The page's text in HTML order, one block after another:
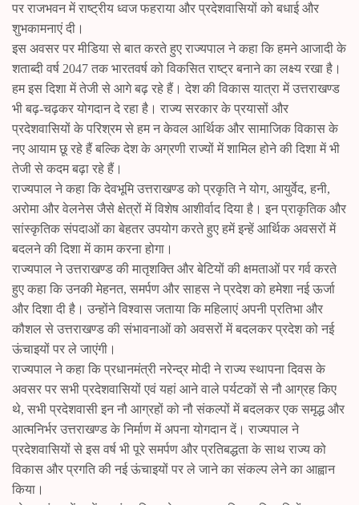
पर राजभवन में राष्ट्रीय ध्वज फहराया और प्रदेशवासियों को बधाई और
शुभकामनाएं दी।
इस अवसर पर मीडिया से बात करते हुए राज्यपाल ने कहा कि हमने आजादी के
शताब्दी वर्ष 2047 तक भारतवर्ष को विकसित राष्ट्र बनाने का लक्ष्य रखा है।
हम इस दिशा में तेजी से आगे बढ़ रहे हैं। देश की विकास यात्रा में उत्तराखण्ड
भी बढ़-चढ़कर योगदान दे रहा है। राज्य सरकार के प्रयासों और
प्रदेशवासियों के परिश्रम से हम न केवल आर्थिक और सामाजिक विकास के
नए आयाम छू रहे हैं बल्कि देश के अग्रणी राज्यों में शामिल होने की दिशा में भी
तेजी से कदम बढ़ा रहे हैं।
राज्यपाल ने कहा कि देवभूमि उत्तराखण्ड को प्रकृति ने योग, आयुर्वेद, हनी,
अरोमा और वेलनेस जैसे क्षेत्रों में विशेष आशीर्वाद दिया है। इन प्राकृतिक और
सांस्कृतिक संपदाओं का बेहतर उपयोग करते हुए हमें इन्हें आर्थिक अवसरों में
बदलने की दिशा में काम करना होगा।
राज्यपाल ने उत्तराखण्ड की मातृशक्ति और बेटियों की क्षमताओं पर गर्व करते
हुए कहा कि उनकी मेहनत, समर्पण और साहस ने प्रदेश को हमेशा नई ऊर्जा
और दिशा दी है। उन्होंने विश्वास जताया कि महिलाएं अपनी प्रतिभा और
कौशल से उत्तराखण्ड की संभावनाओं को अवसरों में बदलकर प्रदेश को नई
ऊंचाइयों पर ले जाएंगी।
राज्यपाल ने कहा कि प्रधानमंत्री नरेन्द्र मोदी ने राज्य स्थापना दिवस के
अवसर पर सभी प्रदेशवासियों एवं यहां आने वाले पर्यटकों से नौ आग्रह किए
थे, सभी प्रदेशवासी इन नौ आग्रहों को नौ संकल्पों में बदलकर एक समृद्ध और
आत्मनिर्भर उत्तराखण्ड के निर्माण में अपना योगदान दें। राज्यपाल ने
प्रदेशवासियों से इस वर्ष भी पूरे समर्पण और प्रतिबद्धता के साथ राज्य को
विकास और प्रगति की नई ऊंचाइयों पर ले जाने का संकल्प लेने का आह्वान
किया।